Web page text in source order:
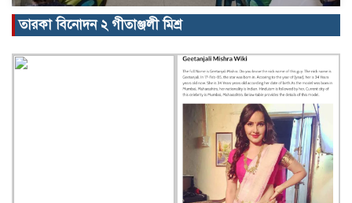
তারকা বিনোদন ২ গীতাঞ্জলী মিশ্র